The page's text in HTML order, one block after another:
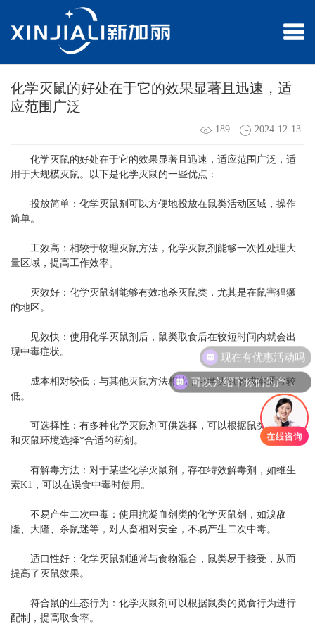
化学灭鼠的好处在于它的效果显著且迅速，适
应范围广泛
189 2024-12-13
化学灭鼠的好处在于它的效果显著且迅速，适应范围广泛，适
用于大规模灭鼠。以下是化学灭鼠的一些优点：
投放简单：化学灭鼠剂可以方便地投放在鼠类活动区域，操作
简单。
工效高：相较于物理灭鼠方法，化学灭鼠剂能够一次性处理大
量区域，提高工作效率。
灭效好：化学灭鼠剂能够有效地杀灭鼠类，尤其是在鼠害猖獗
的地区。
见效快：使用化学灭鼠剂后，鼠类取食后在较短时间内就会出
现中毒症状。
成本相对较低：与其他灭鼠方法相比，化学灭鼠的成本通常较
低。
可选择性：有多种化学灭鼠剂可供选择，可以根据鼠类的种类
和灭鼠环境选择*合适的药剂。
有解毒方法：对于某些化学灭鼠剂，存在特效解毒剂，如维生
素K1，可以在误食中毒时使用。
不易产生二次中毒：使用抗凝血剂类的化学灭鼠剂，如溴敌
隆、大隆、杀鼠迷等，对人畜相对安全，不易产生二次中毒。
适口性好：化学灭鼠剂通常与食物混合，鼠类易于接受，从而
提高了灭鼠效果。
符合鼠的生态行为：化学灭鼠剂可以根据鼠类的觅食行为进行
配制，提高取食率。
可以介绍下你们的产品么
现在有优惠活动吗